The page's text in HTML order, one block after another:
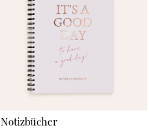
Notizbücher